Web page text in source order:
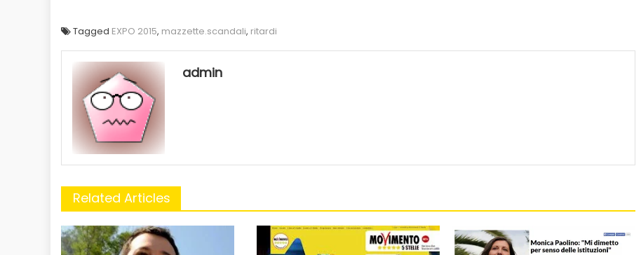
Tagged EXPO 2015, mazzette.scandali, ritardi
admin
Related Articles